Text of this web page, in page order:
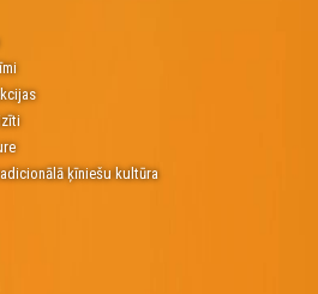
ķīniešu kultūra